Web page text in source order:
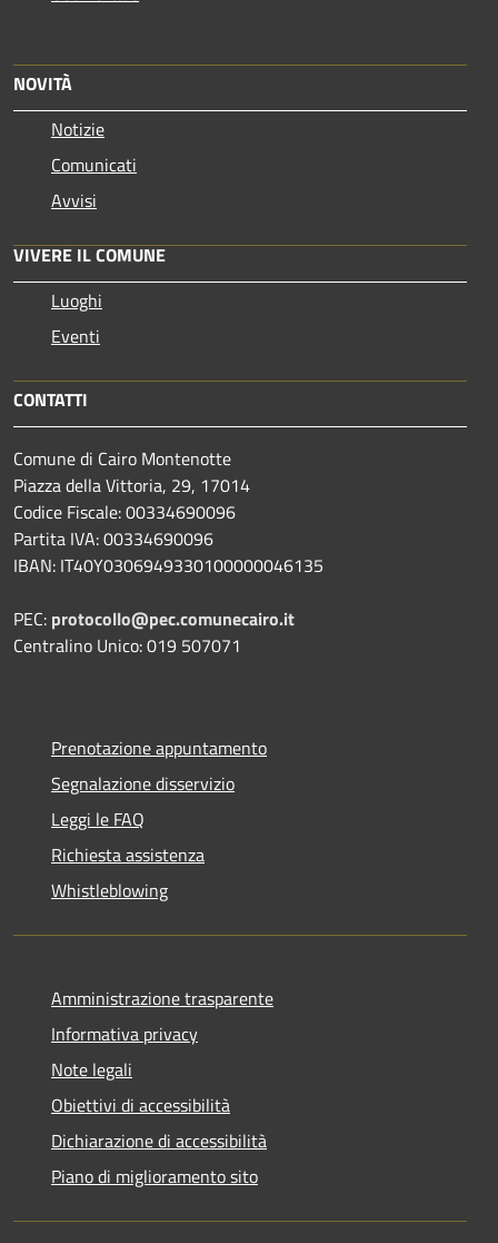
NOVITÀ
Notizie
Comunicati
Avvisi
VIVERE IL COMUNE
Luoghi
Eventi
CONTATTI
Comune di Cairo Montenotte
Piazza della Vittoria, 29, 17014
Codice Fiscale: 00334690096
Partita IVA: 00334690096
IBAN: IT40Y0306949330100000046135
PEC: protocollo@pec.comunecairo.it
Centralino Unico: 019 507071
Prenotazione appuntamento
Segnalazione disservizio
Leggi le FAQ
Richiesta assistenza
Whistleblowing
Amministrazione trasparente
Informativa privacy
Note legali
Obiettivi di accessibilità
Dichiarazione di accessibilità
Piano di miglioramento sito